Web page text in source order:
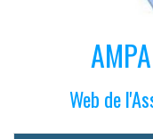
Web de